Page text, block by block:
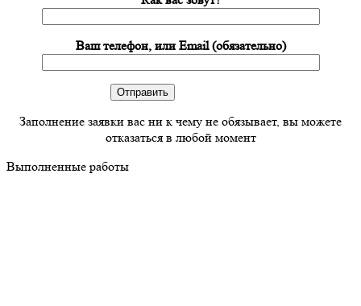
Ваш телефон, или Email (обязательно)
Заполнение заявки вас ни к чему не обязывает, вы можете
отказаться в любой момент
Выполненные работы